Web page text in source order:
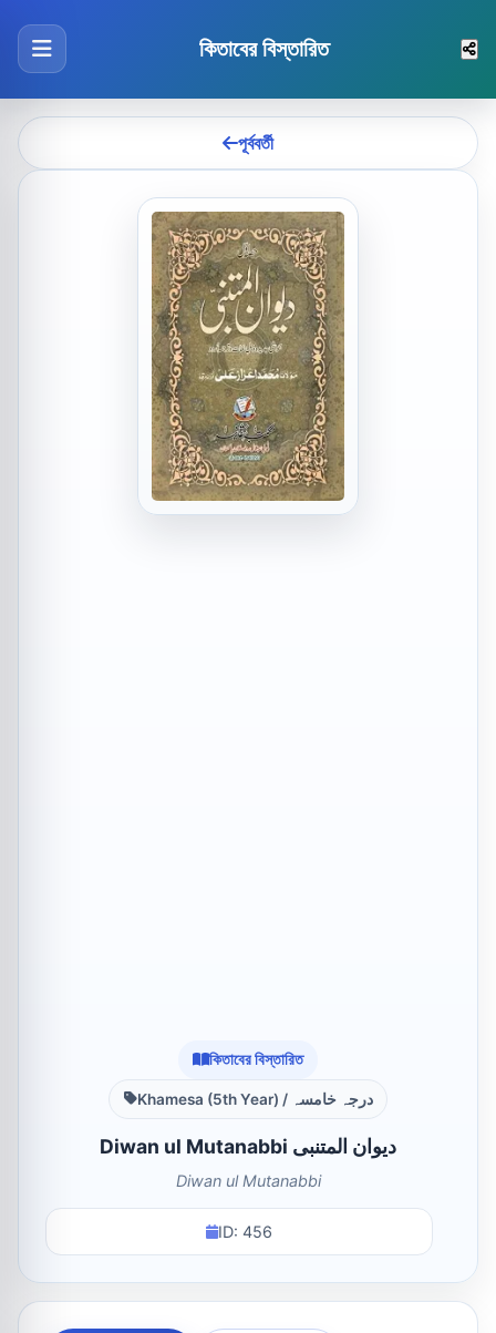
কিতাবের বিস্তারিত
পূর্ববর্তী
কিতাবের বিস্তারিত
Khamesa (5th Year) / درجہ خامسہ
Diwan ul Mutanabbi دیوان المتنبی
Diwan ul Mutanabbi
ID: 456